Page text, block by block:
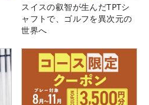
スイスの叡智が生んだTPTシ
ャフトで、ゴルフを異次元の
世界へ